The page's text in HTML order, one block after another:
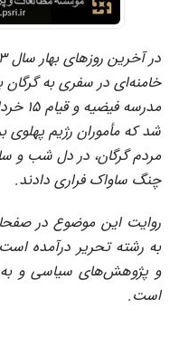
خامنه‌ای در سفری به
شد که مأموران رژیم پهلوی
مردم گرگان، در دل شب و
چنگ ساواک فراری دادند.
به رشته تحریر درآمده
و پژوهش‌های سیاسی و به
است.